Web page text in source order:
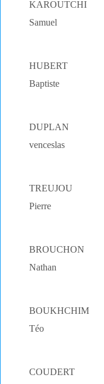
KAROUTCHI
Samuel
HUBERT
Baptiste
DUPLAN
venceslas
TREUJOU
Pierre
BROUCHON
Nathan
BOUKHCHIM
Téo
COUDERT